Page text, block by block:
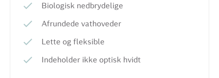
Biologisk nedbrydelige
Afrundede vathoveder
Lette og fleksible
Indeholder ikke optisk hvidt